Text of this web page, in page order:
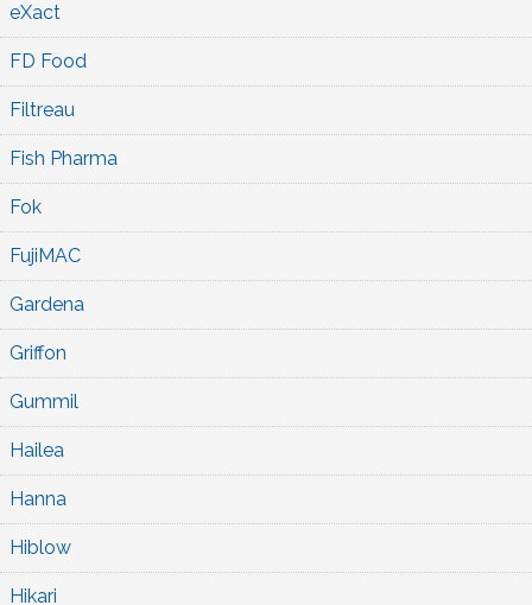
eXact
FD Food
Filtreau
Fish Pharma
Fok
FujiMAC
Gardena
Griffon
Gummil
Hailea
Hanna
Hiblow
Hikari